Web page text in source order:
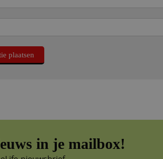
in je mailbox!